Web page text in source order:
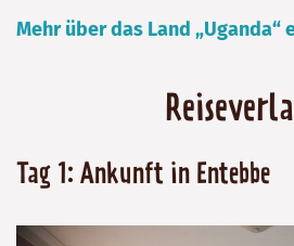
Mehr über das Land „Uganda“
Tag 1: Ankunft in Entebbe